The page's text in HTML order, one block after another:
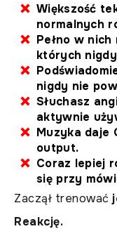
Większość
normalnych
Pełno w
których
nigdy nie
Słuchasz
aktywnie
Muzyka daje
output.
Coraz lepiej
się przy
Zaczął trenować
Reakcję.